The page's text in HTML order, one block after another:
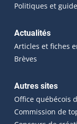
Politiques et
Actualités
Articles et fiches
Brèves
Autres sites
Office québécois
Commission de